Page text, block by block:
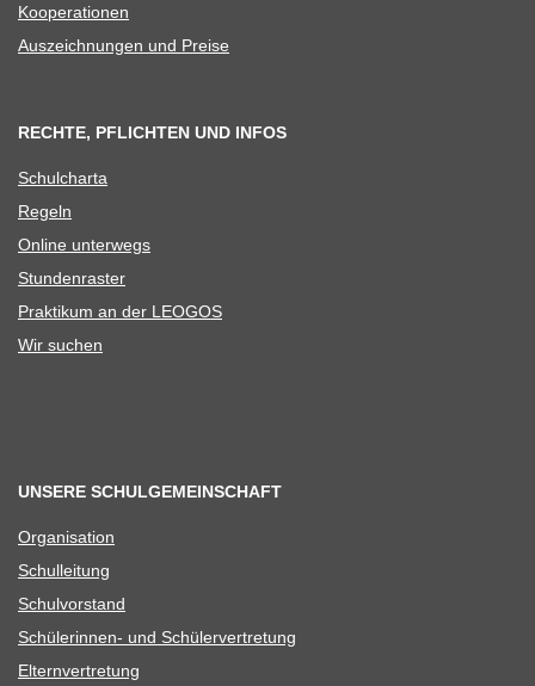
Koope­ra­tio­nen
Aus­zeich­nun­gen und Preise
RECHTE, PFLICHTEN UND INFOS
Schul­charta
Regeln
Online unter­wegs
Stun­den­ras­ter
Prak­ti­kum an der LEOGOS
Wir suchen
UNSERE SCHULGEMEINSCHAFT
Orga­ni­sa­tion
Schul­lei­tung
Schul­vor­stand
Schü­le­rin­nen- und Schülervertretung
Eltern­ver­tre­tung